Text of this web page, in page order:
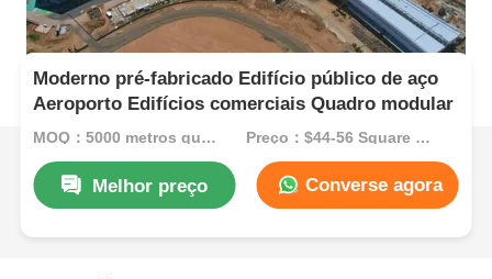
Moderno pré-fabricado Edifício público de aço
Aeroporto Edifícios comerciais Quadro modular
MOQ：5000 metros quadrados Preço：$44-56 Square Meters
Melhor preço Converse agora